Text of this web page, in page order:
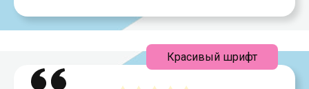
Красивый шрифт